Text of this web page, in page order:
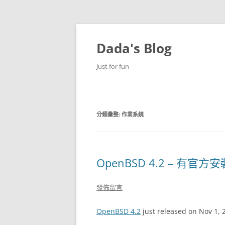
跳
要
內
容
Dada's Blog
Just for fun
分類彙整: 作業系統
OpenBSD 4.2 – 有官方安
發佈留言
OpenBSD 4.2 just released on Nov 1,